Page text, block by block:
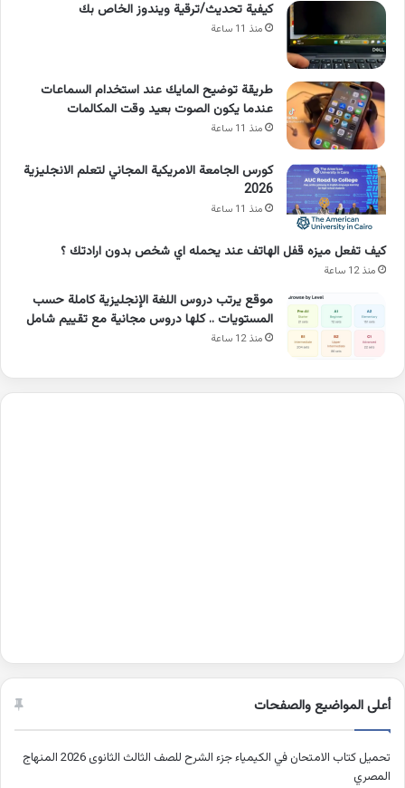
كيفية تحديث/ترقية ويندوز الخاص بك
منذ 11 ساعة
طريقة توضيح المايك عند استخدام السماعات
عندما يكون الصوت بعيد وقت المكالمات
منذ 11 ساعة
كورس الجامعة الامريكية المجاني لتعلم الانجليزية
2026
منذ 11 ساعة
كيف تفعل ميزه قفل الهاتف عند يحمله اي شخص بدون ارادتك ؟
منذ 12 ساعة
موقع يرتب دروس اللغة الإنجليزية كاملة حسب
المستويات .. كلها دروس مجانية مع تقييم شامل
منذ 12 ساعة
أعلى المواضيع والصفحات
تحميل كتاب الامتحان في الكيمياء جزء الشرح للصف الثالث الثانوى 2026 المنهاج
المصري